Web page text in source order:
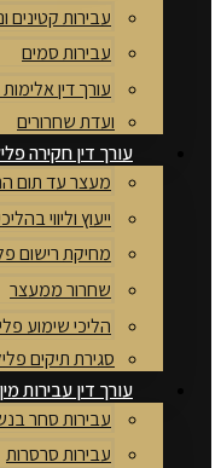
עבירות קטינים
עבירות סמים
עורך דין
ועדת שחרורים
עורך דין חקירה
מעצר עד תום
ייעוץ וליווי
מחיקת רישום
שחרור ממעצר
הליכי שימוע
סגירת תיקים
עורך דין עבירות מין
עבירות סחר
עבירות סרסרות